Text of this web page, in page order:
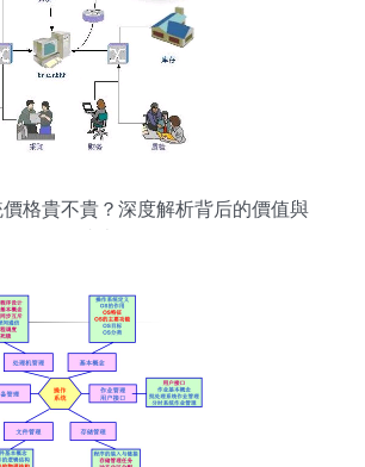
格貴不貴？深度解析背后的價值與